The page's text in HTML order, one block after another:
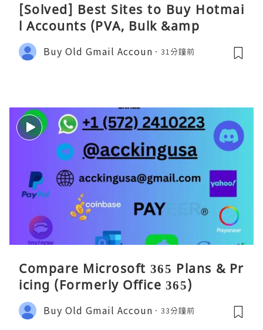
[Solved] Best Sites to Buy Hotmai
l Accounts (PVA, Bulk &amp
Buy Old Gmail Accoun 31分鐘前
Compare Microsoft 365 Plans & Pr
icing (Formerly Office 365)
Buy Old Gmail Accoun 33分鐘前